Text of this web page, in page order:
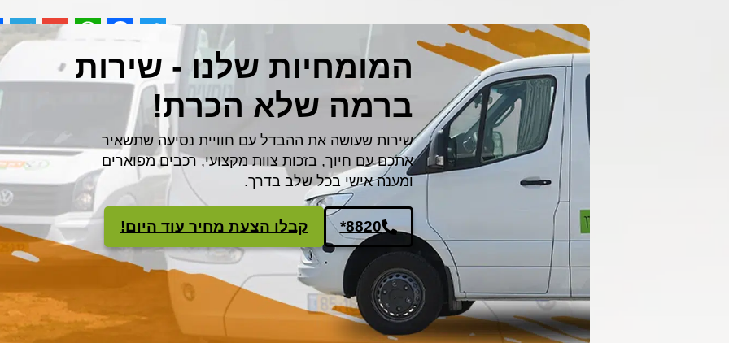
Twitter
Facebook
WhatsAppהמומחיות שלנו - שירות
ברמה שלא הכרת!
שירות שעושה את ההבדל עם חוויית נסיעה שתשאיר
אתכם עם חיוך, בזכות צוות מקצועי, רכבים מפוארים
ומענה אישי בכל שלב בדרך.
*8820 קבלו הצעת מחיר עוד היום!